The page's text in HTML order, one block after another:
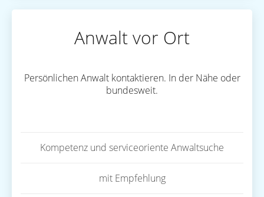
Anwalt vor Ort
Persönlichen Anwalt kontaktieren. In der Nähe oder
bundesweit.
Kompetenz und serviceoriente Anwaltsuche
mit Empfehlung